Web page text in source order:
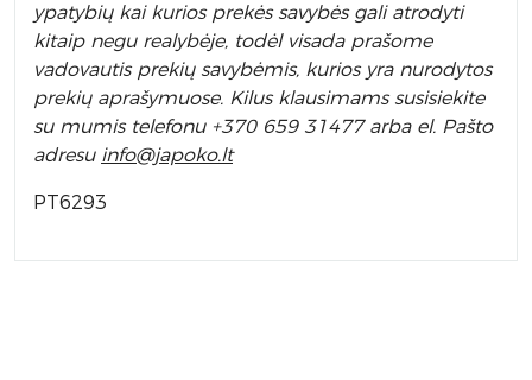
ypatybių kai kurios prekės savybės gali atrodyti
kitaip negu realybėje, todėl visada prašome
vadovautis prekių savybėmis, kurios yra nurodytos
prekių aprašymuose. Kilus klausimams susisiekite
su mumis telefonu +370 659 31477 arba el. Pašto
adresu info@japoko.lt
PT6293